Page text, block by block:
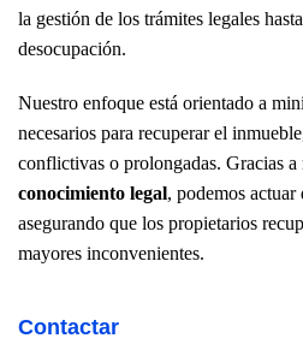
la gestión de los trámites legales
desocupación.
Nuestro enfoque está orientado a
necesarios para recuperar el
conflictivas o prolongadas. Gracias a
conocimiento legal, podemos actuar
asegurando que los propietarios
mayores inconvenientes.
Contactar